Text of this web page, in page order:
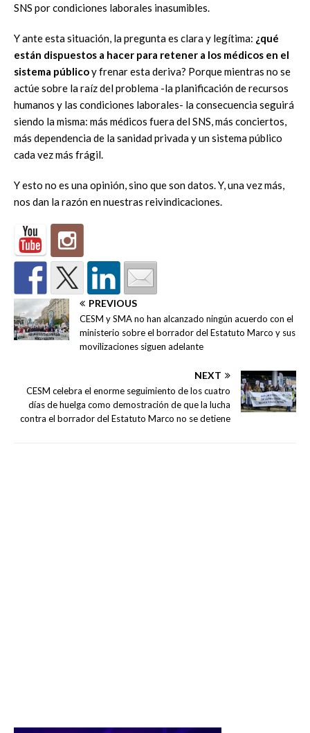
SNS por condiciones laborales inasumibles.
Y ante esta situación, la pregunta es clara y legítima: ¿qué
están dispuestos a hacer para retener a los médicos en el
sistema públicoy frenar esta deriva? Porque mientras no se
actúe sobre la raíz del problema -la planificación de recursos
humanos y las condiciones laborales- la consecuencia seguirá
siendo la misma: más médicos fuera del SNS, más conciertos,
más dependencia de la sanidad privada y un sistema público
cada vez más frágil.
Y esto no es una opinión, sino que son datos. Y, una vez más,
nos dan la razón en nuestras reivindicaciones.
PREVIOUS
CESM y SMA no han alcanzado ningún acuerdo con el
ministerio sobre el borrador del Estatuto Marco y sus
movilizaciones siguen adelante
NEXT
CESM celebra el enorme seguimiento de los cuatro
días de huelga como demostración de que la lucha
contra el borrador del Estatuto Marco no se detiene